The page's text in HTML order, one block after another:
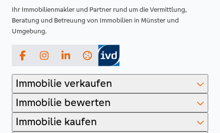
Ihr Immobilienmakler und Partner rund um die Vermittlung,
Beratung und Betreuung von Immobilien in Münster und
Umgebung.
FacebookInstagramLinkedIn
Immobilie verkaufen
Immobilie bewerten
Immobilie kaufen